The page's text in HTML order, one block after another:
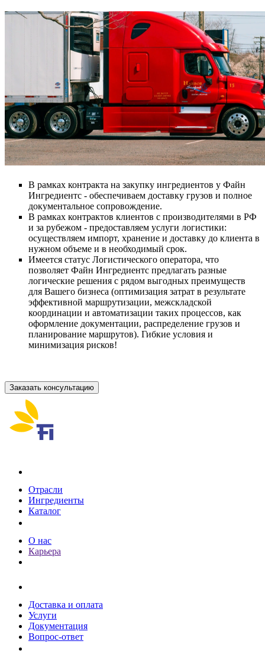
В рамках контракта на закупку ингредиентов у Файн
Ингредиентс - обеспечиваем доставку грузов и полное
документальное сопровождение.
В рамках контрактов клиентов с производителями в РФ
и за рубежом - предоставляем услуги логистики:
осуществляем импорт, хранение и доставку до клиента в
нужном объеме и в необходимый срок.
Имеется статус Логистического оператора, что
позволяет Файн Ингредиентс предлагать разные
логические решения с рядом выгодных преимуществ
для Вашего бизнеса (оптимизация затрат в результате
эффективной маршрутизации, межскладской
координации и автоматизации таких процессов, как
оформление документации, распределение грузов и
планирование маршрутов). Гибкие условия и
минимизация рисков!
Заказать консультацию
Отрасли
Ингредиенты
Каталог
О нас
Карьера
Доставка и оплата
Услуги
Документация
Вопрос-ответ